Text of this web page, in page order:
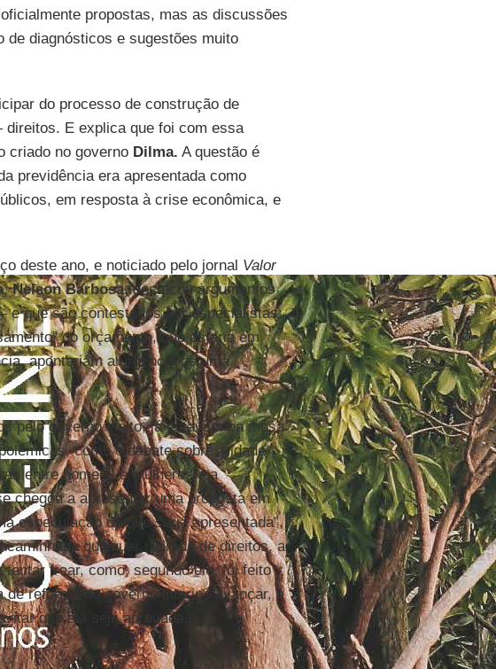
propostas, mas as discussões
de diagnósticos e sugestões muito
do processo de construção de
E explica que foi com essa
criado no governo Dilma. A questão é
previdência era apresentada como
em resposta à crise econômica, e
deste ano, e noticiado pelo jornal Valor
Nelson Barbosa,destacou argumentos
e que são contestados por especialistas:
do orçamento, que estaria em
apontariam a urgência de uma
pelo governo eleito, já estavam na mesa
como o debate sobre a idade
entre homens e mulheres e a
chegou a apresentar uma proposta em
especulação de que seria apresentada”,
qualquer retirada de direitos, a
frear, como, segundo ele, foi feito
reforma do governo interino avançar, a
que ela seja aprovada.